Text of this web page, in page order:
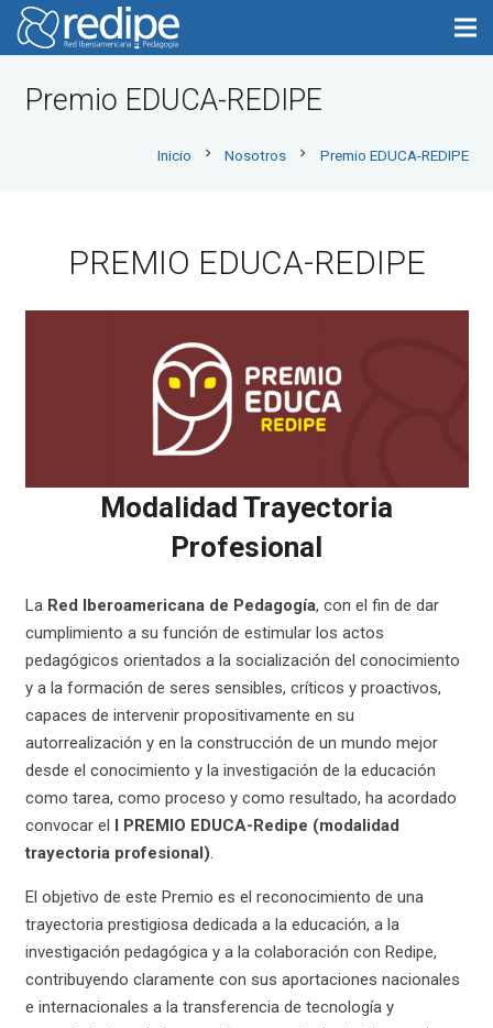
Premio EDUCA-REDIPE
Inicio chevron_right Nosotros chevron_right Premio EDUCA-REDIPE
PREMIO EDUCA-REDIPE
Modalidad Trayectoria
Profesional
La Red Iberoamericana de Pedagogía, con el fin de dar
cumplimiento a su función de estimular los actos
pedagógicos orientados a la socialización del conocimiento
y a la formación de seres sensibles, críticos y proactivos,
capaces de intervenir propositivamente en su
autorrealización y en la construcción de un mundo mejor
desde el conocimiento y la investigación de la educación
como tarea, como proceso y como resultado, ha acordado
convocar el I PREMIO EDUCA-Redipe (modalidad
trayectoria profesional).
El objetivo de este Premio es el reconocimiento de una
trayectoria prestigiosa dedicada a la educación, a la
investigación pedagógica y a la colaboración con Redipe,
contribuyendo claramente con sus aportaciones nacionales
e internacionales a la transferencia de tecnología y